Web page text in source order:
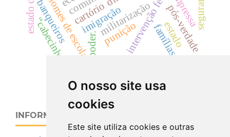
O nosso site usa
cookies
Este site utiliza cookies e outras
intervenção federal
militarização impressa
famílias.
imigração
nomes de escolas.
banqueiros pós-verdade
punição
poder.
“cabecinha” estado
cartório
INFORMAÇÕES